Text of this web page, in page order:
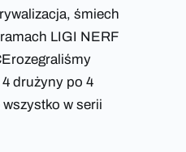
śmiech
LIGI NERF
drużyny po 4
w serii